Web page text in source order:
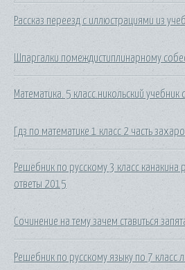
Рассказ переезд с иллюстрациями из
Шпаргалки помеждистиплинарному
Математика. 5 класс.никольский учебник
Гдз по математике 1 класс 2 часть
Решебник по русскому 3 класс канакина
ответы 2015
Сочинение на тему зачем ставиться
Решебник по русскому языку по 7 класс